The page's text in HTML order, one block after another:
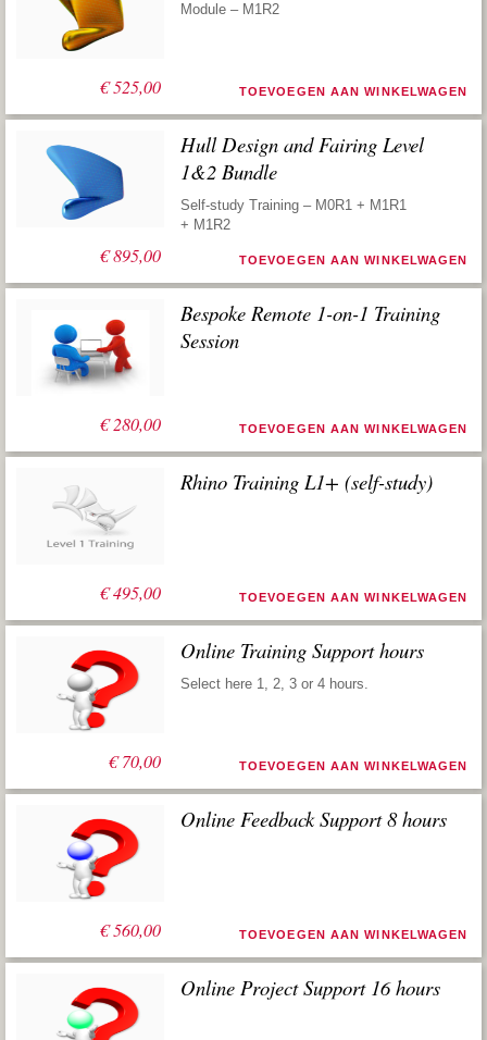
€525,00
Module – M1R2
TOEVOEGEN AAN WINKELWAGEN
€895,00
Hull Design and Fairing Level
1&2 Bundle
Self-study Training – M0R1 + M1R1
+ M1R2
TOEVOEGEN AAN WINKELWAGEN
€280,00
Bespoke Remote 1-on-1 Training
Session
TOEVOEGEN AAN WINKELWAGEN
€495,00
Rhino Training L1+ (self-study)
TOEVOEGEN AAN WINKELWAGEN
€70,00
Online Training Support hours
Select here 1, 2, 3 or 4 hours.
TOEVOEGEN AAN WINKELWAGEN
1.120,00
Oorspronkelijke
was:
€560,00
is:
Online Feedback Support 8 hours
TOEVOEGEN AAN WINKELWAGEN
Online Project Support 16 hours